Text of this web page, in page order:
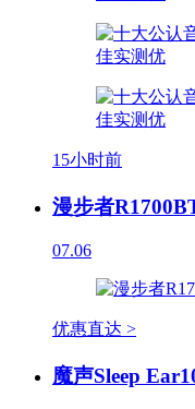
15小时前
漫步者
07.06
优惠直达 >
魔声Sleep